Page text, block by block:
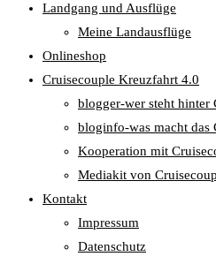
Landgang und Ausflüge
Meine Landausflüge
Onlineshop
Cruisecouple Kreuzfahrt 4.0
blogger-wer steht hinter
bloginfo-was macht das
Kooperation mit
Mediakit von
Kontakt
Impressum
Datenschutz